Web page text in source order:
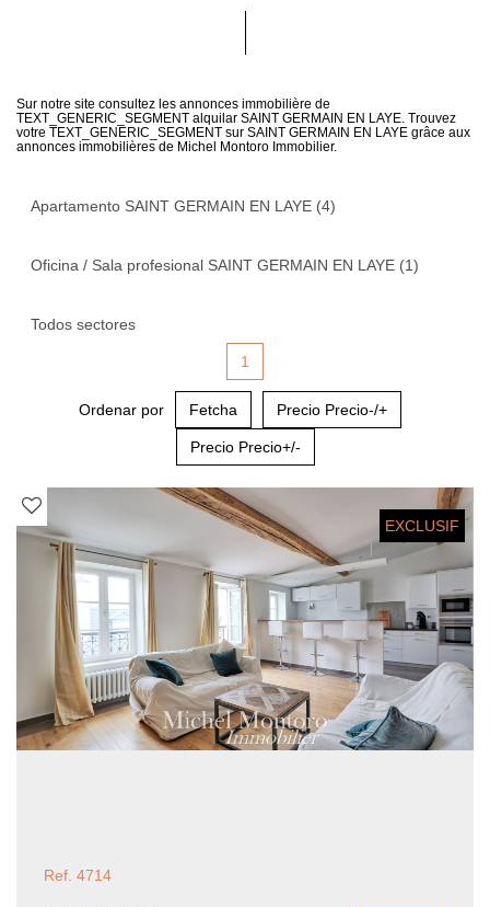
Sur notre site consultez les annonces immobilière de
TEXT_GENERIC_SEGMENT alquilar SAINT GERMAIN EN LAYE. Trouvez
votre TEXT_GENERIC_SEGMENT sur SAINT GERMAIN EN LAYE grâce aux
annonces immobilières de Michel Montoro Immobilier.
Apartamento SAINT GERMAIN EN LAYE (4)
Oficina / Sala profesional SAINT GERMAIN EN LAYE (1)
Todos sectores
1
Ordenar por Fetcha Precio Precio-/+
Precio Precio+/-
EXCLUSIF
Ref. 4714